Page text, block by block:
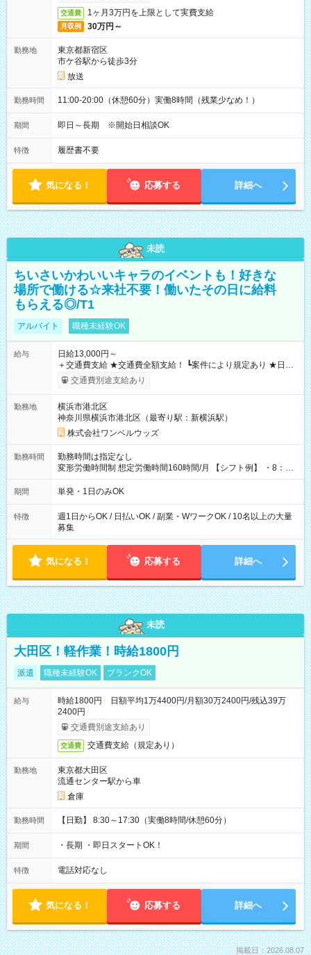
交通費 1ヶ月3万円を上限として実費支給
月収例 30万円～
勤務地
東京都新宿区
市ケ谷駅から徒歩3分
放送
勤務時間 11:00-20:00（休憩60分）実働8時間（残業少なめ！）
期間 即日～長期 ※開始日相談OK
特徴 履歴書不要
気になる！ 応募する 詳細へ
未読
ちいさいかわいいキャラのイベントも！好きな
場所で働ける☆来社不要！働いたその日に給料
もらえる◎/T1
アルバイト 職種未経験OK
給与
日給13,000円～
＋交通費支給 ★交通費全額支給！ ┗案件により規定あり ★日払
いOK！（規定あり） ┗働いたその日に現金GET♪ お仕事後はコ
ンビニATMから 日払い分を引き落とせます！ 【試用期間】試
交通費別途支給あり
勤務地
横浜市港北区
神奈川県横浜市港北区（最寄り駅：新横浜駅）
株式会社ワンベルウッズ
勤務時間
勤務時間は指定なし
変形労働時間制 想定労働時間160時間/月 【シフト例】 ・8：00
～21：00
期間 単発・1日のみOK
特徴
週1日からOK / 日払いOK / 副業・WワークOK / 10名以上の大量
募集
気になる！ 応募する 詳細へ
未読
大田区！軽作業！時給1800円
派遣 職種未経験OK ブランクOK
給与
時給1800円 日額平均1万4400円/月額30万2400円/残込39万
2400円
交通費別途支給あり
交通費 交通費支給（規定あり）
勤務地
東京都大田区
流通センター駅から車
倉庫
勤務時間 【日勤】 8:30～17:30（実働8時間/休憩60分）
期間 ・長期 ・即日スタートOK！
特徴 電話対応なし
気になる！ 応募する 詳細へ
掲載日：2026.08.07